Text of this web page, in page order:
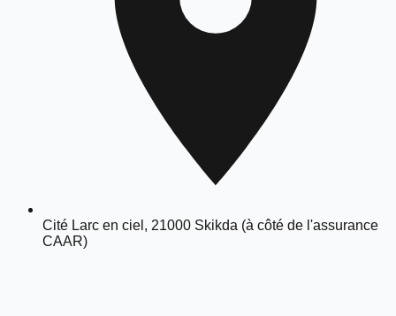
Cité Larc en ciel, 21000 Skikda (à côté de l'assurance
CAAR)